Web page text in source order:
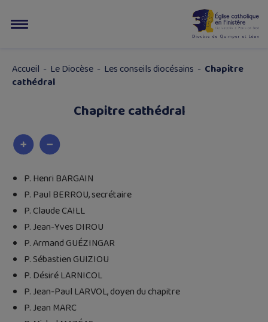
Accueil - Le Diocèse - Les conseils diocésains - Chapitre
cathédral
Chapitre cathédral
P. Henri BARGAIN
P. Paul BERROU, secrétaire
P. Claude CAILL
P. Jean-Yves DIROU
P. Armand GUÉZINGAR
P. Sébastien GUIZIOU
P. Désiré LARNICOL
P. Jean-Paul LARVOL, doyen du chapitre
P. Jean MARC